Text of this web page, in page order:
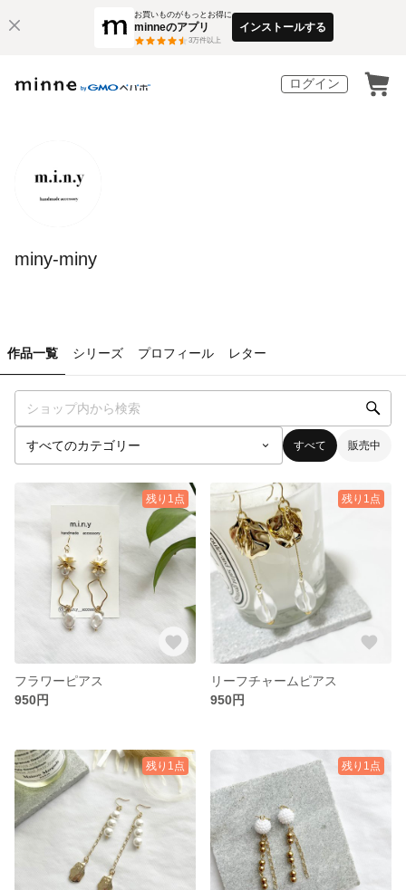
お買いものがもっとお得に
minneのアプリ
3万件以上
インストールする
ログイン
miny-miny
作品一覧 シリーズ プロフィール レター
すべて 販売中
残り1点
フラワーピアス
950円
残り1点
リーフチャームピアス
950円
残り1点 残り1点